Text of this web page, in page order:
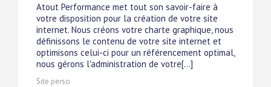
Atout Performance met tout son savoir-faire à
votre disposition pour la création de votre site
internet. Nous créons votre charte graphique, nous
définissons le contenu de votre site internet et
optimisons celui-ci pour un référencement optimal,
nous gérons l'administration de votre[...]
Site perso